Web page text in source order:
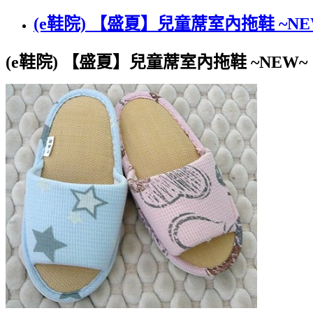
(e鞋院) 【盛夏】兒童蓆室內拖鞋
(e鞋院) 【盛夏】兒童蓆室內拖鞋 ~NEW~